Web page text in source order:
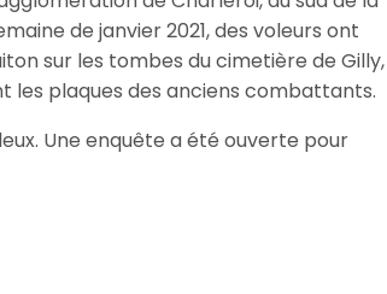
de janvier 2021, des voleurs ont
sur les tombes du cimetière de Gilly,
les plaques des anciens combattants.
Une enquête a été ouverte pour